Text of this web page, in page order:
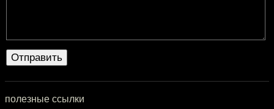
полезные ссылки